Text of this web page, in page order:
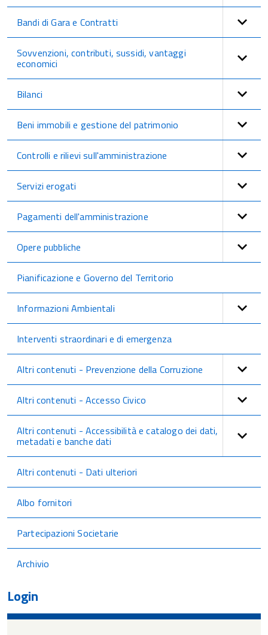
Bandi di Gara e Contratti
Sovvenzioni, contributi, sussidi, vantaggi
economici
Bilanci
Beni immobili e gestione del patrimonio
Controlli e rilievi sull'amministrazione
Servizi erogati
Pagamenti dell'amministrazione
Opere pubbliche
Pianificazione e Governo del Territorio
Informazioni Ambientali
Interventi straordinari e di emergenza
Altri contenuti - Prevenzione della Corruzione
Altri contenuti - Accesso Civico
Altri contenuti - Accessibilità e catalogo dei dati,
metadati e banche dati
Altri contenuti - Dati ulteriori
Albo fornitori
Partecipazioni Societarie
Archivio
Login